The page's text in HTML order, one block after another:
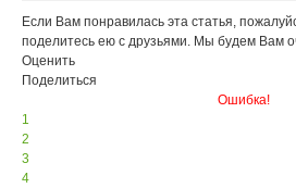
Если Вам понравилась эта статья,
поделитесь ею с друзьями. Мы будем Вам
Оценить
Поделиться
Ошибка!
1
2
3
4